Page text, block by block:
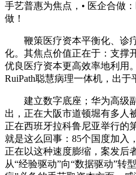
手艺普惠为焦点，• 医企合做
做！
鞭策医疗资本平衡化、诊
化。其焦点价值正在于：支撑
优良医疗资本更高效率地利用
RuiPath聪慧病理一体机，出于
建立数字底座；华为高级副
出，正在大阪市道顿堀有多人
正在西班牙拉科鲁尼亚举行的
就是这么回事：85个国度加入
正在以这种速度膨缩，案发后
从“经验驱动”向“数据驱动”转